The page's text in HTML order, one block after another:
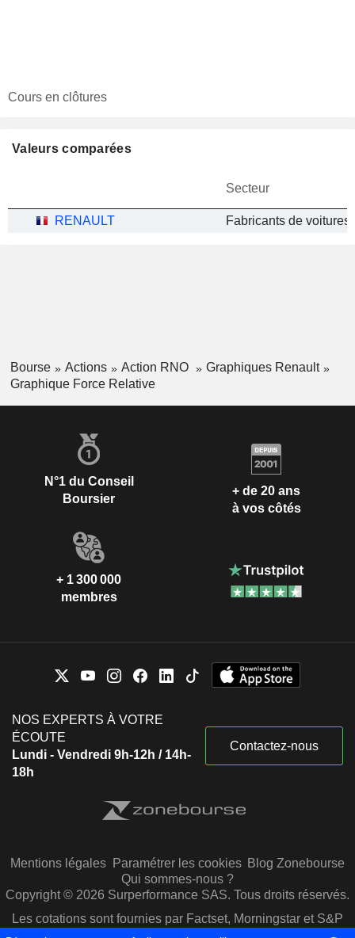
Cours en clôtures
Valeurs comparées
Secteur
RENAULT
Bourse Actions Action RNO
Graphiques Renault
Graphique Force Relative
N°1 du Conseil
Boursier
+ de 20 ans
à vos côtés
+ 1 300 000
membres
NOS EXPERTS À VOTRE
ÉCOUTE
Lundi - Vendredi 9h-12h / 14h-
18h
Contactez-nous
Mentions légales Paramétrer les cookies Blog Zonebourse
Qui sommes-nous ?
Copyright © 2026 Surperformance SAS. Tous droits réservés.
Les cotations sont fournies par Factset, Morningstar et S&P
Capital IQ